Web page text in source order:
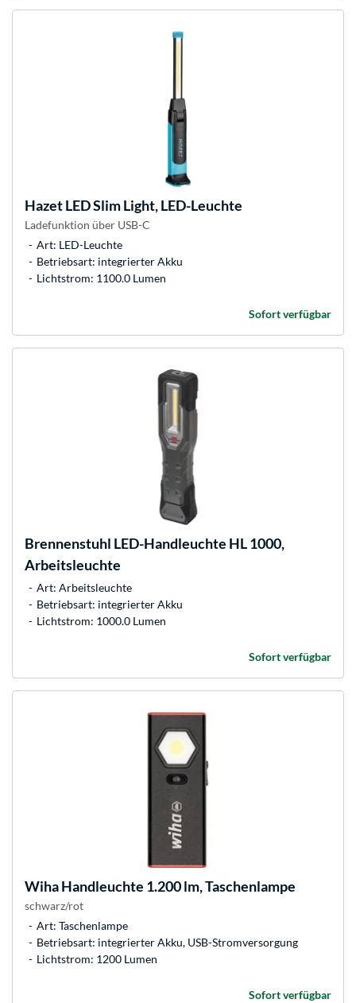
HazetLED Slim Light, LED-Leuchte
Ladefunktion über USB-C
Art: LED-Leuchte
Betriebsart: integrierter Akku
Lichtstrom: 1100.0 Lumen
Sofort verfügbar
Brennenstuhl LED-Handleuchte HL 1000,
Arbeitsleuchte
Art: Arbeitsleuchte
Betriebsart: integrierter Akku
Lichtstrom: 1000.0 Lumen
Sofort verfügbar
WihaHandleuchte 1.200 lm, Taschenlampe
schwarz/rot
Art: Taschenlampe
Betriebsart: integrierter Akku, USB-Stromversorgung
Lichtstrom: 1200 Lumen
Sofort verfügbar